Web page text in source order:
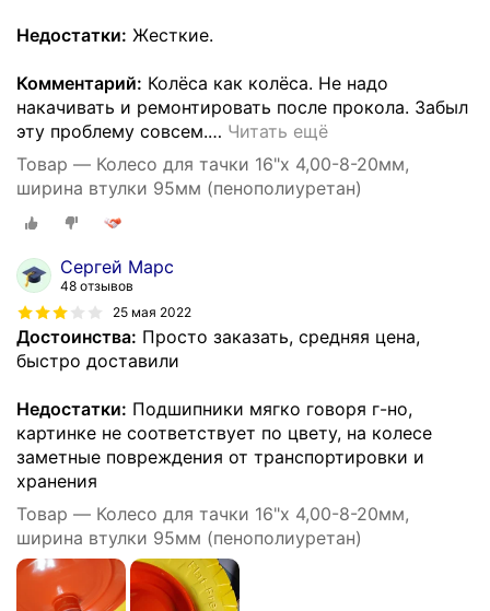
Недостатки: Жесткие.
Комментарий: Колёса как колёса. Не надо
накачивать и ремонтировать после прокола. Забыл
эту проблему совсем.… Читать ещё
Товар — Колесо для тачки 16"х 4,00-8-20мм,
ширина втулки 95мм (пенополиуретан)
Сергей Марс
48 отзывов
25 мая 2022
Достоинства: Просто заказать, средняя цена,
быстро доставили
Недостатки: Подшипники мягко говоря г-но,
картинке не соответствует по цвету, на колесе
заметные повреждения от транспортировки и
хранения
Товар — Колесо для тачки 16"х 4,00-8-20мм,
ширина втулки 95мм (пенополиуретан)